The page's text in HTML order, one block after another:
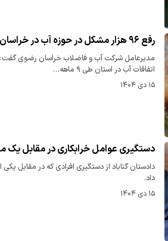
رفع ۹۶ هزار مشکل در حوزه آب در خراسان رضوی طی ۹ ماه
مدیرعامل شرکت آب و فاضلاب خراسان رضوی گفت:
اتفاقات آب در استان طی ۹ ماهه…
۱۵ دی ۱۴۰۴
دستگیری عوامل خرابکاری در مقابل یک
دادستان گناباد از دستگیری افرادی که در مقابل
داد.
۱۵ دی ۱۴۰۴